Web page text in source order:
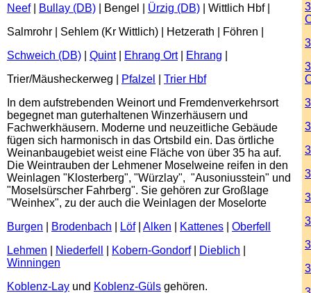
Neef| Bullay (DB) | Bengel | Ürzig (DB) | Wittlich Hbf |
Salmrohr | Sehlem (Kr Wittlich) | Hetzerath | Föhren |
Schweich (DB)
Quint| Ehrang Ort| Ehrang
Trier/Mäusheckerweg |
Pfalzel
Trier Hbf
In dem aufstrebenden Weinort und Fremdenverkehrsort
begegnet man guterhaltenen Winzerhäusern und
Fachwerkhäusern. Moderne und neuzeitliche Gebäude
fügen sich harmonisch in das Ortsbild ein. Das örtliche
Weinanbaugebiet weist eine Fläche von über 35 ha auf.
Die Weintrauben der Lehmener Moselweine reifen in den
Weinlagen "Klosterberg", "Würzlay", "Ausoniusstein" und
"Moselsürscher Fahrberg". Sie gehören zur Großlage
"Weinhex", zu der auch die Weinlagen der Moselorte
Burgen
Brodenbach Löf| Alken Kattenes
Oberfell
Lehmen
Niederfell Kobern-Gondorf| Dieblich
Winningen
Koblenz-Lay und Koblenz-Güls gehören.